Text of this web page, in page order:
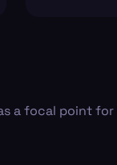
a focal point